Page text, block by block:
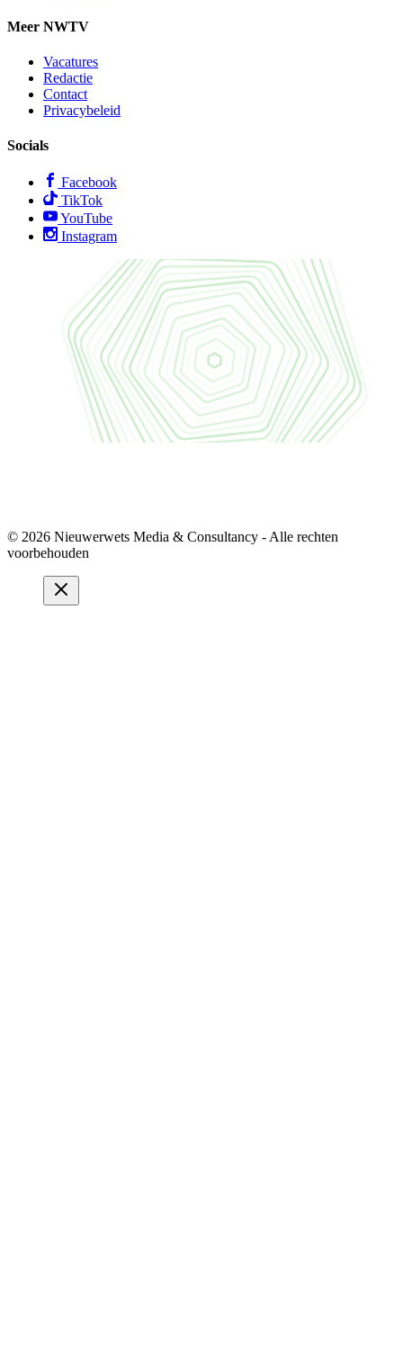
Meer NWTV
Vacatures
Redactie
Contact
Privacybeleid
Socials
Facebook
TikTok
YouTube
Instagram
© 2026 Nieuwerwets Media & Consultancy - Alle rechten
voorbehouden